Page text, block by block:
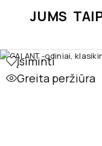
JUMS
Įsiminti
Greita peržiūra